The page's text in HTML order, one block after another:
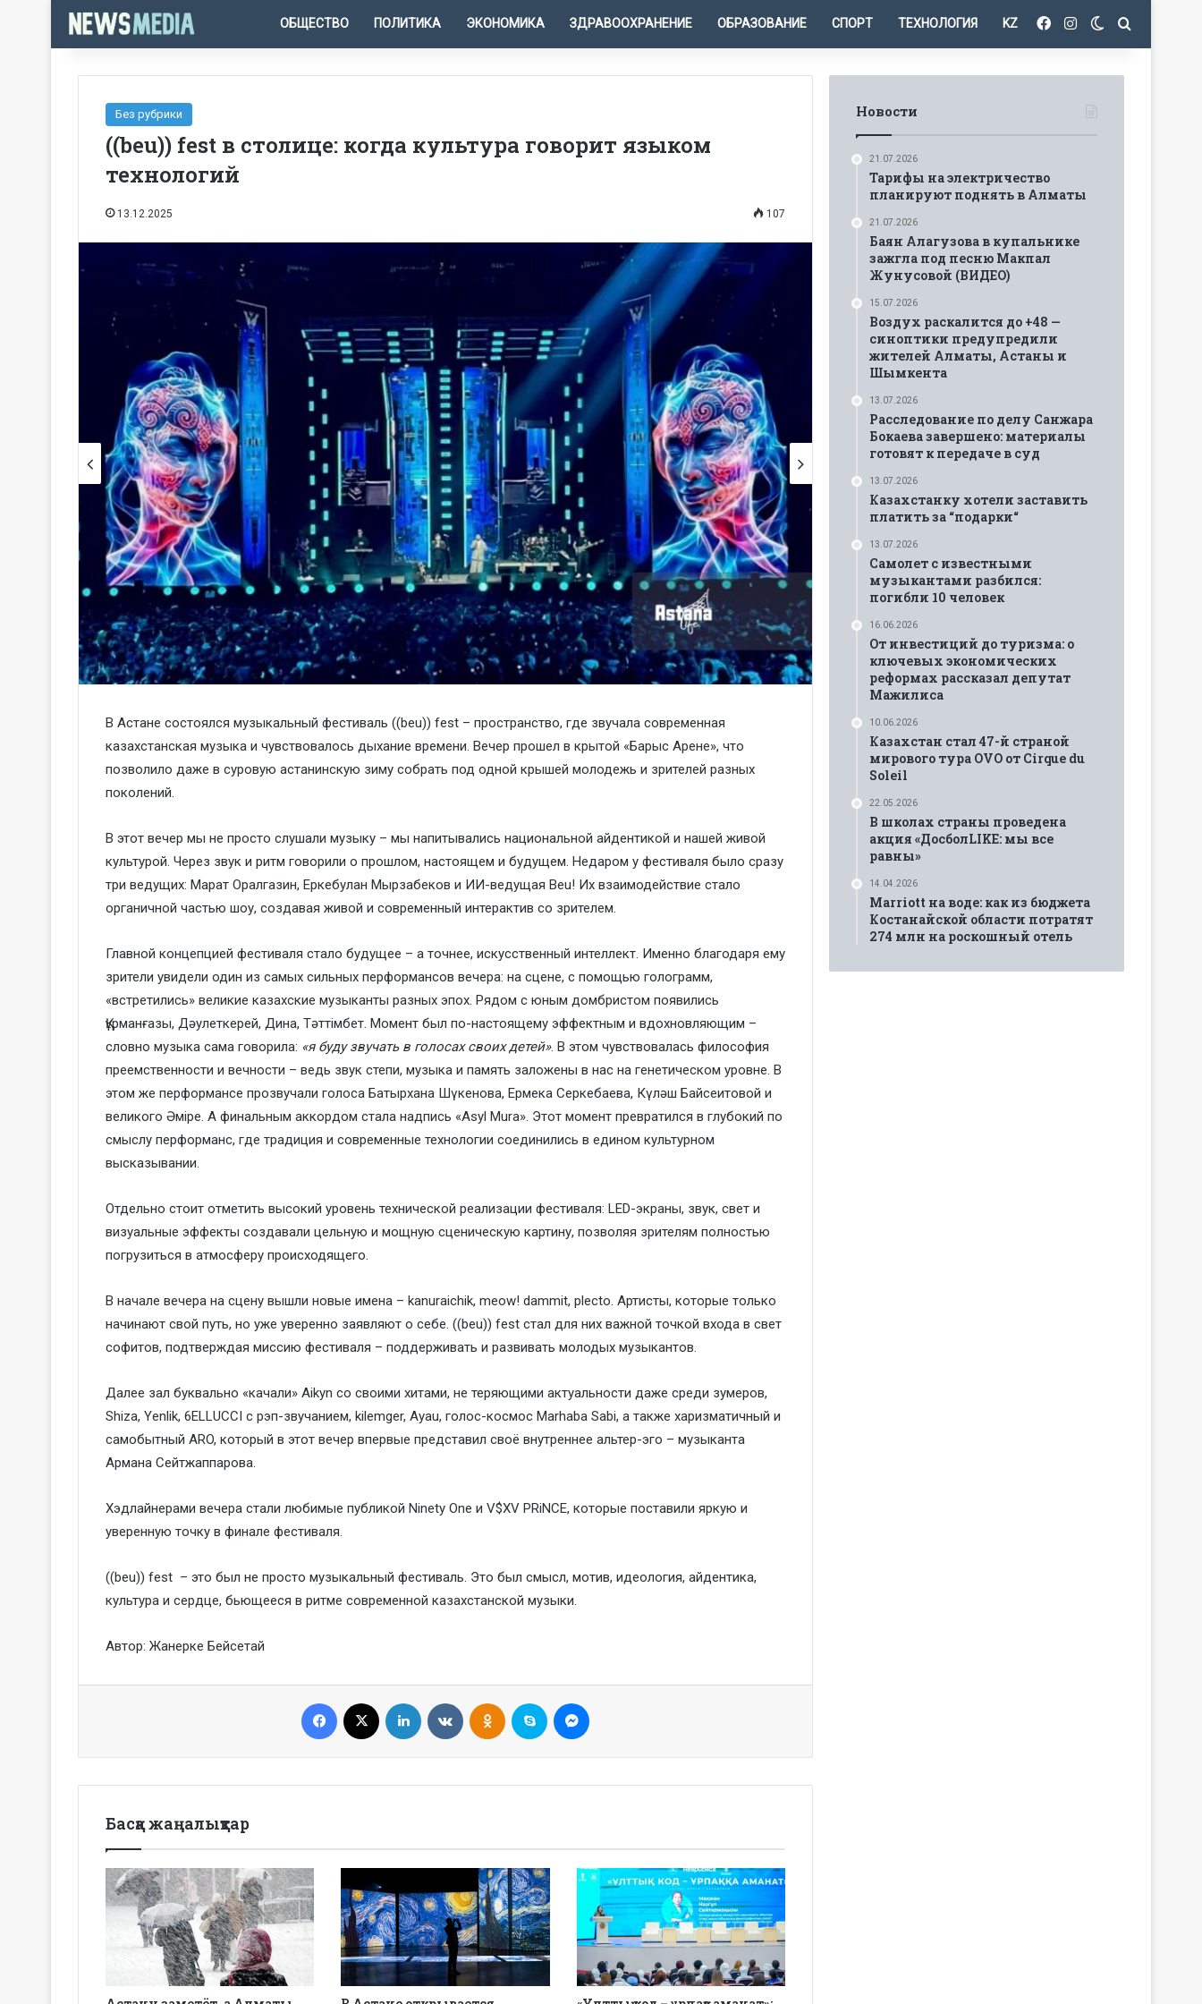
ОБЩЕСТВО ПОЛИТИКА ЭКОНОМИКА ЗДРАВООХРАНЕНИЕ ОБРАЗОВАНИЕ СПОРТ ТЕХНОЛОГИЯ KZ FacebookInstagramSwitch skin
Без рубрики
((beu)) fest в столице: когда культура говорит языком
технологий
13.12.2025 107
В Астане состоялся музыкальный фестиваль ((beu)) fest – пространство, где звучала современная
казахстанская музыка и чувствовалось дыхание времени. Вечер прошел в крытой «Барыс Арене», что
позволило даже в суровую астанинскую зиму собрать под одной крышей молодежь и зрителей разных
поколений.
В этот вечер мы не просто слушали музыку – мы напитывались национальной айдентикой и нашей живой
культурой. Через звук и ритм говорили о прошлом, настоящем и будущем. Недаром у фестиваля было сразу
три ведущих: Марат Оралгазин, Еркебулан Мырзабеков и ИИ-ведущая Beu! Их взаимодействие стало
органичной частью шоу, создавая живой и современный интерактив со зрителем.
Главной концепцией фестиваля стало будущее – а точнее, искусственный интеллект. Именно благодаря ему
зрители увидели один из самых сильных перформансов вечера: на сцене, с помощью голограмм,
«встретились» великие казахские музыканты разных эпох. Рядом с юным домбристом появились
Құрманғазы, Дәулеткерей, Дина, Тәттімбет. Момент был по-настоящему эффектным и вдохновляющим –
словно музыка сама говорила: «я буду звучать в голосах своих детей». В этом чувствовалась философия
преемственности и вечности – ведь звук степи, музыка и память заложены в нас на генетическом уровне. В
этом же перформансе прозвучали голоса Батырхана Шүкенова, Ермека Серкебаева, Күләш Байсеитовой и
великого Әміре. А финальным аккордом стала надпись «Asyl Mura». Этот момент превратился в глубокий по
смыслу перформанс, где традиция и современные технологии соединились в едином культурном
высказывании.
Отдельно стоит отметить высокий уровень технической реализации фестиваля: LED-экраны, звук, свет и
визуальные эффекты создавали цельную и мощную сценическую картину, позволяя зрителям полностью
погрузиться в атмосферу происходящего.
В начале вечера на сцену вышли новые имена – kanuraichik, meow! dammit, plecto. Артисты, которые только
начинают свой путь, но уже уверенно заявляют о себе. ((beu)) fest стал для них важной точкой входа в свет
софитов, подтверждая миссию фестиваля – поддерживать и развивать молодых музыкантов.
Далее зал буквально «качали» Aikyn со своими хитами, не теряющими актуальности даже среди зумеров,
Shiza, Yenlik, 6ELLUCCI с рэп-звучанием, kilemger, Ayau, голос-космос Marhaba Sabi, а также харизматичный и
самобытный ARO, который в этот вечер впервые представил своё внутреннее альтер-эго – музыканта
Армана Сейтжаппарова.
Хэдлайнерами вечера стали любимые публикой Ninety One и V$XV PRiNCE, которые поставили яркую и
уверенную точку в финале фестиваля.
((beu)) fest – это был не просто музыкальный фестиваль. Это был смысл, мотив, идеология, айдентика,
культура и сердце, бьющееся в ритме современной казахстанской музыки.
Автор: Жанерке Бейсетай
Facebook LinkedIn VKontakteOdnoklassniki
Skype
Басқа жаңалықтар
Новости
21.07.2026
Тарифы на электричество
планируют поднять в Алматы
21.07.2026
Баян Алагузова в купальнике
зажгла под песню Макпал
Жунусовой (ВИДЕО)
15.07.2026
Воздух раскалится до +48 —
синоптики предупредили
жителей Алматы, Астаны и
Шымкента
13.07.2026
Расследование по делу Санжара
Бокаева завершено: материалы
готовят к передаче в суд
13.07.2026
Казахстанку хотели заставить
платить за “подарки“
13.07.2026
Самолет с известными
музыкантами разбился:
погибли 10 человек
16.06.2026
От инвестиций до туризма: о
ключевых экономических
реформах рассказал депутат
Мажилиса
10.06.2026
Казахстан стал 47-й страной
мирового тура OVO от Cirque du
Soleil
22.05.2026
В школах страны проведена
акция «ДосболLIKE: мы все
равны»
14.04.2026
Marriott на воде: как из бюджета
Костанайской области потратят
274 млн на роскошный отель